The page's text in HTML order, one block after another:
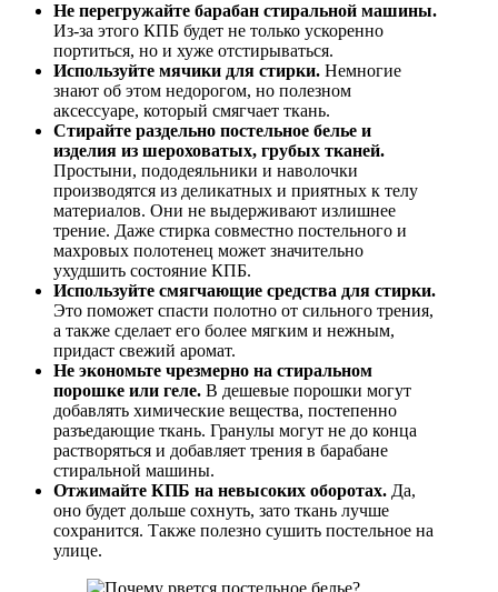
Не перегружайте барабан стиральной машины.
Из-за этого КПБ будет не только ускоренно
портиться, но и хуже отстирываться.
Используйте мячики для стирки. Немногие
знают об этом недорогом, но полезном
аксессуаре, который смягчает ткань.
Стирайте раздельно постельное белье и
изделия из шероховатых, грубых тканей.
Простыни, пододеяльники и наволочки
производятся из деликатных и приятных к телу
материалов. Они не выдерживают излишнее
трение. Даже стирка совместно постельного и
махровых полотенец может значительно
ухудшить состояние КПБ.
Используйте смягчающие средства для стирки.
Это поможет спасти полотно от сильного трения,
а также сделает его более мягким и нежным,
придаст свежий аромат.
Не экономьте чрезмерно на стиральном
порошке или геле. В дешевые порошки могут
добавлять химические вещества, постепенно
разъедающие ткань. Гранулы могут не до конца
растворяться и добавляет трения в барабане
стиральной машины.
Отжимайте КПБ на невысоких оборотах. Да,
оно будет дольше сохнуть, зато ткань лучше
сохранится. Также полезно сушить постельное на
улице.